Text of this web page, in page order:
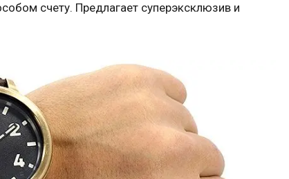
счету. Предлагает суперэксклюзив и